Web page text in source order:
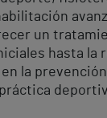
un
hasta la
la